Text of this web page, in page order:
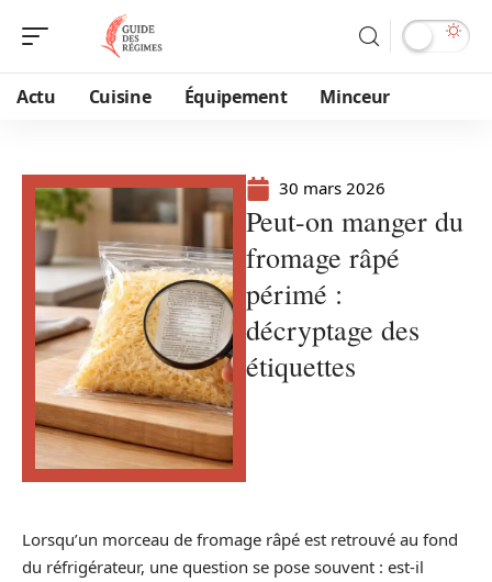
Actu Cuisine Équipement Minceur
30 mars 2026
Peut-on manger du
fromage râpé
périmé :
décryptage des
étiquettes
Lorsqu’un morceau de fromage râpé est retrouvé au fond
du réfrigérateur, une question se pose souvent : est-il